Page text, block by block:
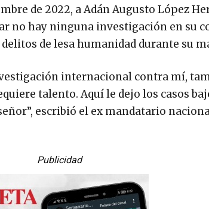
de 2022, a Adán Augusto López
no hay ninguna investigación en su
de lesa humanidad durante su
internacional contra mí,
talento. Aquí le dejo los casos
escribió el ex mandatario
Publicidad